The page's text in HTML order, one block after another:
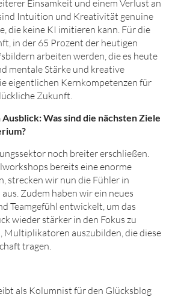
Einsamkeit und einem Verlust an
Intuition und Kreativität genuine
die keine KI imitieren kann. Für die
in der 65 Prozent der heutigen
arbeiten werden, die es heute
mentale Stärke und kreative
eigentlichen Kernkompetenzen für
Zukunft.
Was sind die nächsten Ziele
noch breiter erschließen.
bereits eine enorme
strecken wir nun die Fühler in
Zudem haben wir ein neues
Teamgefühl entwickelt, um das
wieder stärker in den Fokus zu
Multiplikatoren auszubilden, die diese
tragen.
als Kolumnist für den Glücksblog